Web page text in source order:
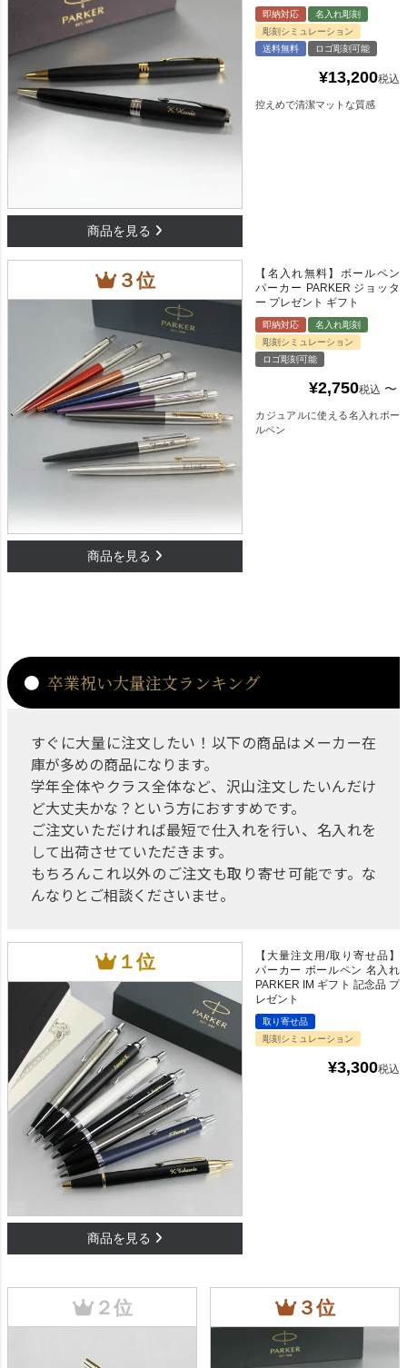
即納対応
名入れ彫刻
彫刻シミュレーション
送料無料
ロゴ彫刻可能
¥13,200税込
控えめで清潔マットな質感
【名入れ無料】ボールペン
パーカー PARKER ジョッタ
ー プレゼント ギフト
即納対応
名入れ彫刻
彫刻シミュレーション
ロゴ彫刻可能
¥2,750税込 〜
カジュアルに使える名入れボー
ルペン
卒業祝い大量注文ランキング
すぐに大量に注文したい！以下の商品はメーカー在
庫が多めの商品になります。
学年全体やクラス全体など、沢山注文したいんだけ
ど大丈夫かな？という方におすすめです。
ご注文いただければ最短で仕入れを行い、名入れを
して出荷させていただきます。
もちろんこれ以外のご注文も取り寄せ可能です。な
んなりとご相談くださいませ。
【大量注文用/取り寄せ品】
パーカー ボールペン 名入れ
PARKER IM ギフト 記念品 プ
レゼント
取り寄せ品
彫刻シミュレーション
¥3,300税込